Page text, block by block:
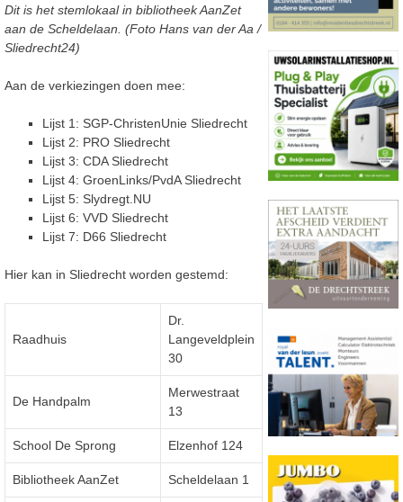
Dit is het stemlokaal in bibliotheek AanZet
aan de Scheldelaan. (Foto Hans van der Aa /
Sliedrecht24)
Aan de verkiezingen doen mee:
Lijst 1: SGP-ChristenUnie Sliedrecht
Lijst 2: PRO Sliedrecht
Lijst 3: CDA Sliedrecht
Lijst 4: GroenLinks/PvdA Sliedrecht
Lijst 5: Slydregt.NU
Lijst 6: VVD Sliedrecht
Lijst 7: D66 Sliedrecht
Hier kan in Sliedrecht worden gestemd:
Raadhuis
Dr.
Langeveldplein
30
De Handpalm
Merwestraat
13
School De Sprong Elzenhof 124
Bibliotheek AanZet Scheldelaan 1